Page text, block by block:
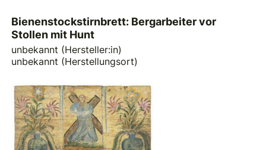
Bienenstockstirnbrett: Bergarbeiter vor
Stollen mit Hunt
unbekannt (Hersteller:in)
unbekannt (Herstellungsort)